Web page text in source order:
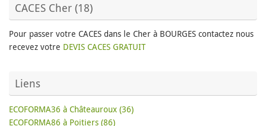
CACES Cher (18)
Pour passer votre CACES dans le Cher à BOURGES contactez nous
recevez votre DEVIS CACES GRATUIT
Liens
ECOFORMA36 à Châteauroux (36)
ECOFORMA86 à Poitiers (86)